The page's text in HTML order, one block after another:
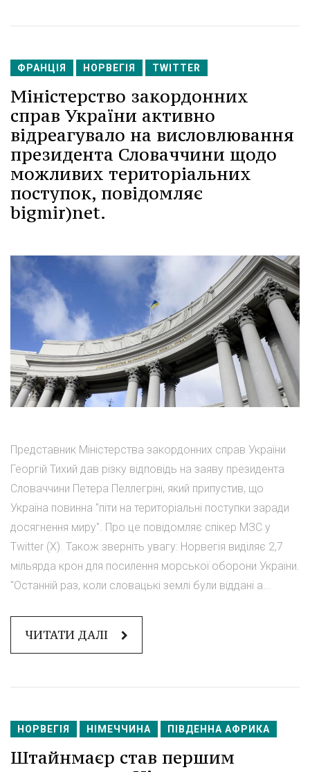
ФРАНЦІЯ НОРВЕГІЯ TWITTER
Міністерство закордонних
справ України активно
відреагувало на висловлювання
президента Словаччини щодо
можливих територіальних
поступок, повідомляє
bigmir)net.
Представник Міністерства закордонних справ України
Георгій Тихий дав різку відповідь на заяву президента
Словаччини Петера Пеллегріні, який припустив, що
Україна повинна "піти на територіальні поступки заради
досягнення миру". Про це повідомляє спікер МЗС у
Twitter (X). Також зверніть увагу: Норвегія виділяє 2,7
мільярда крон для посилення морської оборони України.
"Останній раз, коли словацькі землі були віддані а...
ЧИТАТИ ДАЛІ
НОРВЕГІЯ НІМЕЧЧИНА ПІВДЕННА АФРИКА
Штайнмаєр став першим